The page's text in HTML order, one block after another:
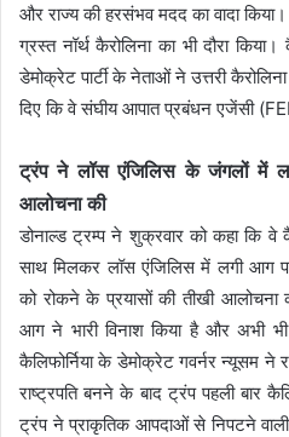
और राज्य की हरसंभव मदद का वादा
ग्रस्त नॉर्थ कैरोलिना का भी दौरा
डेमोक्रेट पार्टी के नेताओं ने उत्तरी
दिए कि वे संघीय आपात प्रबंधन एजेंसी
ट्रंप ने लॉस एंजिलिस के जंगलों में
आलोचना की
डोनाल्ड ट्रम्प ने शुक्रवार को कहा कि वे
साथ मिलकर लॉस एंजिलिस में लगी आग
को रोकने के प्रयासों की तीखी
आग ने भारी विनाश किया है और अभी
कैलिफोर्निया के डेमोक्रेट गवर्नर न्यूसम ने
राष्ट्रपति बनने के बाद ट्रंप पहली बार
ट्रंप ने प्राकृतिक आपदाओं से निपटने